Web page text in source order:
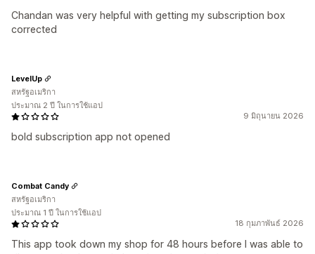
Chandan was very helpful with getting my subscription box
corrected
9 มิถุนายน 2026
bold subscription app not opened
LevelUp
สหรัฐอเมริกา
ประมาณ 2 ปี ในการใช้แอป
18 กุมภาพันธ์ 2026
This app took down my shop for 48 hours before I was able to
Combat Candy
สหรัฐอเมริกา
ประมาณ 1 ปี ในการใช้แอป